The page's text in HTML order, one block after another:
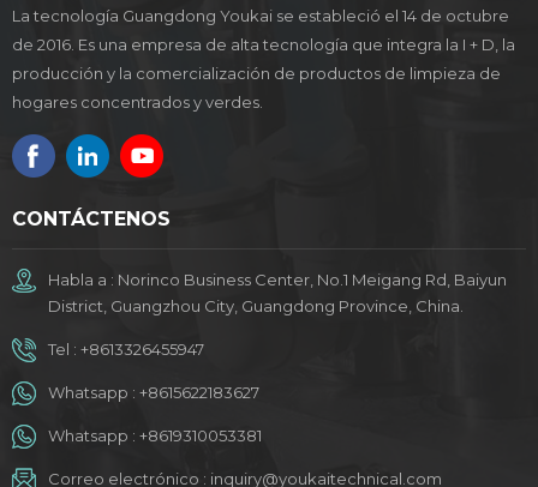
La tecnología Guangdong Youkai se estableció el 14 de octubre
de 2016. Es una empresa de alta tecnología que integra la I + D, la
producción y la comercialización de productos de limpieza de
hogares concentrados y verdes.
CONTÁCTENOS
Habla a : Norinco Business Center, No.1 Meigang Rd, Baiyun
District, Guangzhou City, Guangdong Province, China.
Tel : +8613326455947
Whatsapp : +8615622183627
Whatsapp : +8619310053381
Correo electrónico : inquiry@youkaitechnical.com